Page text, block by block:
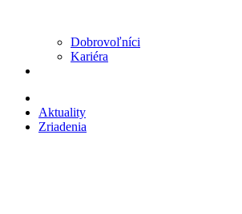
Dobrovoľníci
Kariéra
Aktuality
Zriadenia